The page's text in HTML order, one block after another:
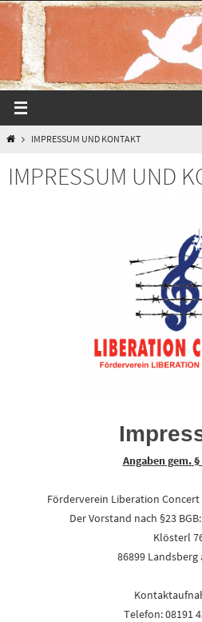
Zum
Inhalt
springen
STARTIMPRESSUM UND KONTAKT
IMPRESSUM UND
Angaben gem. §
Förderverein Liberation Concert
Der Vorstand nach §23
Klösterl
86899 Landsberg
Telefon: 08191